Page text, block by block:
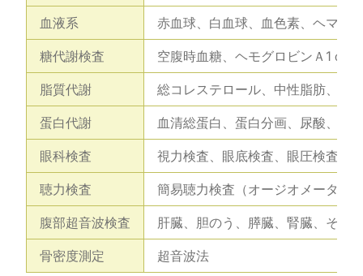
血液系 赤血球、白血球、血色素、ヘマト
糖代謝検査 空腹時血糖、ヘモグロビンＡ1ｃ
脂質代謝 総コレステロール、中性脂肪、
蛋白代謝 血清総蛋白、蛋白分画、尿酸、RF
眼科検査 視力検査、眼底検査、眼圧検査
聴力検査 簡易聴力検査（オージオメーター
腹部超音波検査 肝臓、胆のう、膵臓、腎臓、その
骨密度測定 超音波法